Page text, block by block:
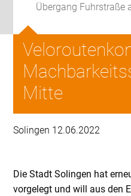
Übergang Fuhrstraße
Mitte
Solingen 12.06.2022
Die Stadt Solingen hat
vorgelegt und will aus den